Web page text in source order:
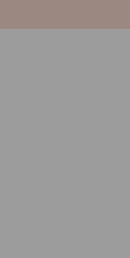
conteúdo